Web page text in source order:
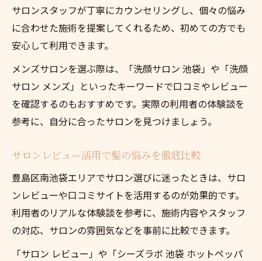
サロンスタッフが丁寧にカウンセリングし、個々の悩み
に合わせた施術を提案してくれるため、初めての方でも
安心して利用できます。
メンズサロンを選ぶ際は、「洗顔サロン 池袋」や「洗顔
サロン メンズ」といったキーワードで口コミやレビュー
を確認するのもおすすめです。実際の利用者の体験談を
参考に、自分に合ったサロンを見つけましょう。
サロンレビュー活用で髪の悩みを徹底比較
豊島区南池袋エリアでサロン選びに迷ったときは、サロ
ンレビューや口コミサイトを活用するのが効果的です。
利用者のリアルな体験談を参考に、施術内容やスタッフ
の対応、サロンの雰囲気などを事前に比較できます。
「サロン レビュー」や「シーズラボ 池袋 ホットペッパ